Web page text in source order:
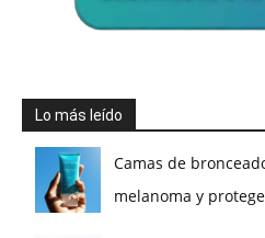
Lo más leído
Camas de
melanoma y